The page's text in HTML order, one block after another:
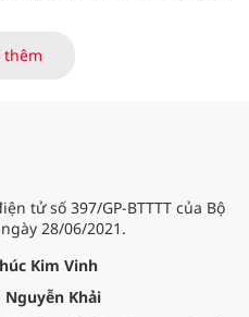
thêm
tử số 397/GP-BTTTT của Bộ
28/06/2021.
Kim Vinh
Nguyễn Khải